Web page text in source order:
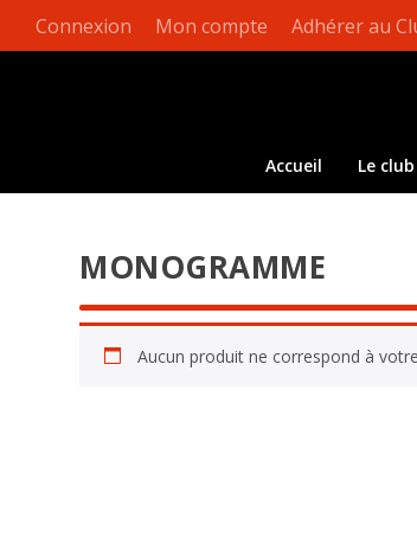
Connexion Mon compte Adhérer au
Accueil Le club
MONOGRAMME
Aucun produit ne correspond à